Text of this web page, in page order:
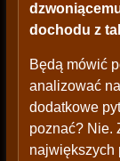
dochodu z
Będą mówić
analizować
dodatkowe
poznać? Nie.
największych